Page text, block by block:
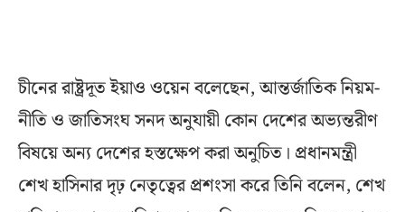
চীনের রাষ্ট্রদূত ইয়াও ওয়েন বলেছেন, আন্তর্জাতিক নিয়ম-
নীতি ও জাতিসংঘ সনদ অনুযায়ী কোন দেশের অভ্যন্তরীণ
বিষয়ে অন্য দেশের হস্তক্ষেপ করা অনুচিত। প্রধানমন্ত্রী
শেখ হাসিনার দৃঢ় নেতৃত্বের প্রশংসা করে তিনি বলেন, শেখ